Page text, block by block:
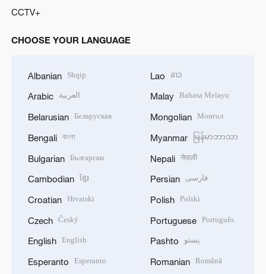
CCTV+
CHOOSE YOUR LANGUAGE
Albanian Shqip
Arabic العربية
Belarusian Беларуская
Bengali বাংলা
Bulgarian Български
Cambodian ខ្មែរ
Croatian Hrvatski
Czech Český
English English
Esperanto Esperanto
Lao ລາວ
Malay Bahasa Melayu
Mongolian Монгол
Myanmar မြန်မာဘာသာ
Nepali नेपाली
Persian فارسی
Polish Polski
Portuguese Português
Pashto پښتو
Romanian Română